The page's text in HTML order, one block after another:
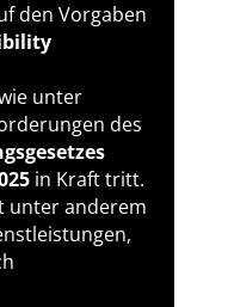
den Vorgaben
unter
des
in Kraft tritt.
unter anderem